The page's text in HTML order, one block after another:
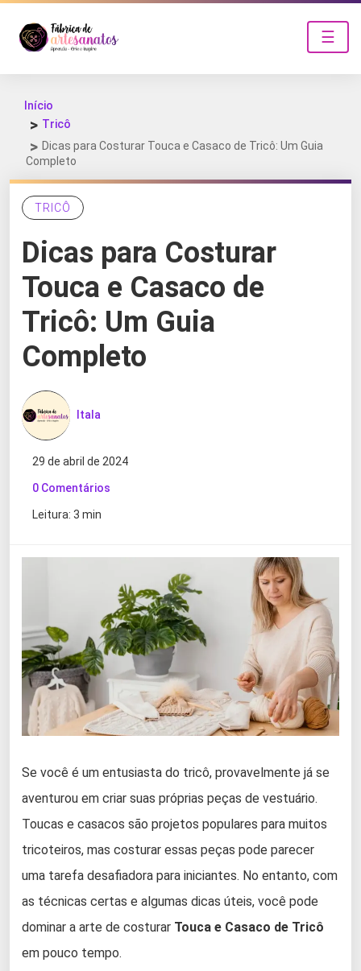
☰
Início
Tricô
Dicas para Costurar Touca e Casaco de Tricô: Um Guia
Completo
TRICÔ
Dicas para Costurar
Touca e Casaco de
Tricô: Um Guia
Completo
Itala
29 de abril de 2024
0 Comentários
Leitura: 3 min
Se você é um entusiasta do tricô, provavelmente já se
aventurou em criar suas próprias peças de vestuário.
Toucas e casacos são projetos populares para muitos
tricoteiros, mas costurar essas peças pode parecer
uma tarefa desafiadora para iniciantes. No entanto, com
as técnicas certas e algumas dicas úteis, você pode
dominar a arte de costurar Touca e Casaco de Tricô
em pouco tempo.